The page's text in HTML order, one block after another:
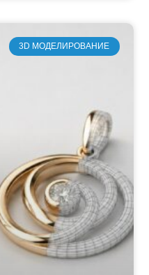
3D МОДЕЛИРОВАНИЕ